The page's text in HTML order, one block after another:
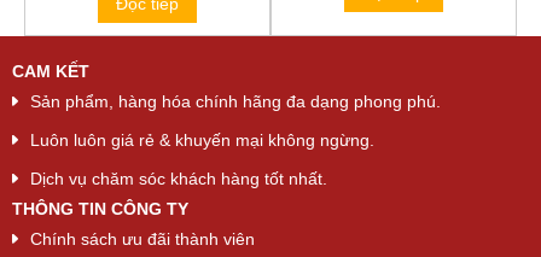
CAM KẾT
Sản phẩm, hàng hóa chính hãng đa dạng phong phú.
Luôn luôn giá rẻ & khuyến mại không ngừng.
Dịch vụ chăm sóc khách hàng tốt nhất.
THÔNG TIN CÔNG TY
Chính sách ưu đãi thành viên